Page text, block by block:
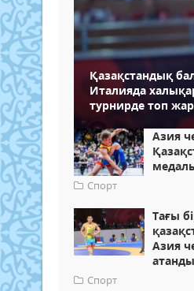
Қазақстандық
Италияда
турнирде топ
Азия
Спорт
Тағы
Азия
атанды
Спорт